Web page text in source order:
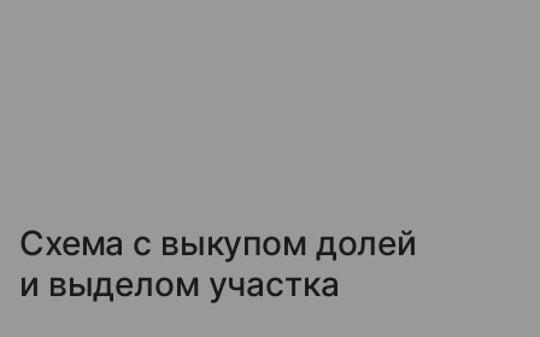
Схема с выкупом долей
и выделом участка